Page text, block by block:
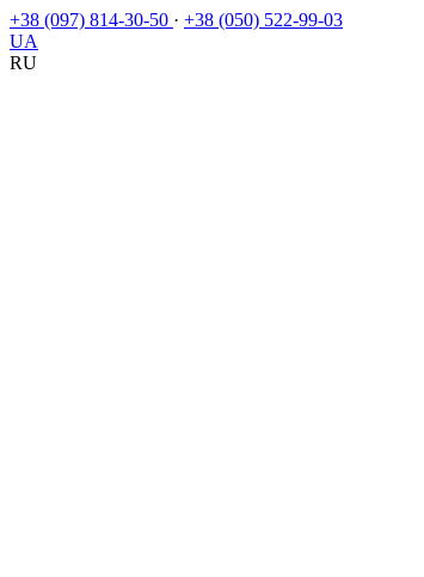
+38 (097) 814-30-50 · +38 (050) 522-99-03
UA
RU